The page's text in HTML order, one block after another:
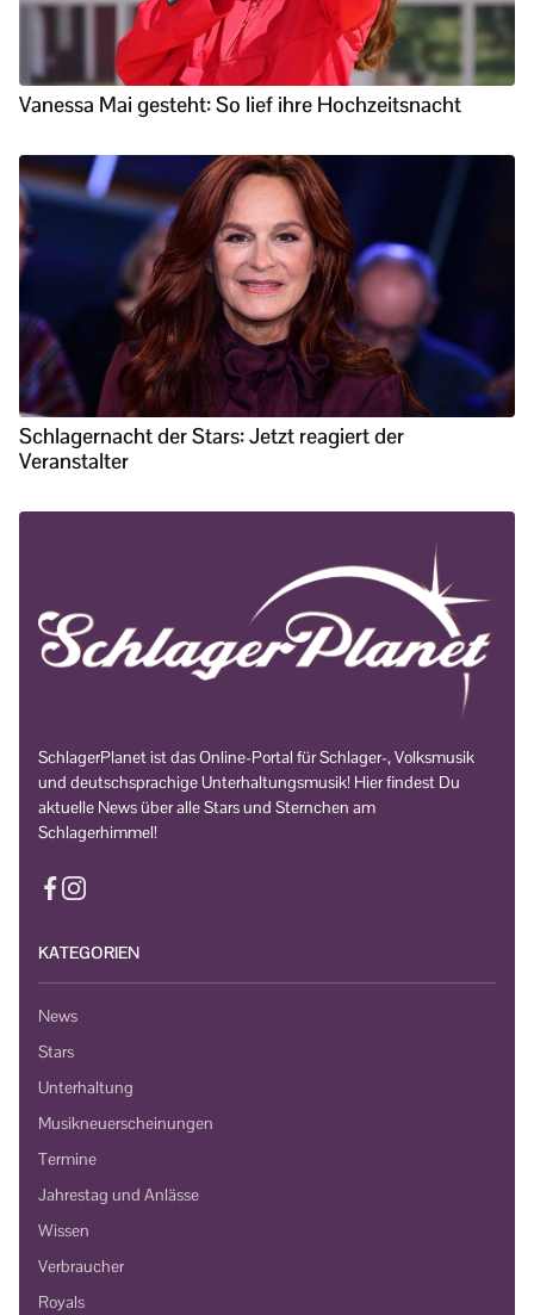
Vanessa Mai gesteht: So lief ihre Hochzeitsnacht
Schlagernacht der Stars: Jetzt reagiert der
Veranstalter
SchlagerPlanet ist das Online-Portal für Schlager-, Volksmusik
und deutschsprachige Unterhaltungsmusik! Hier findest Du
aktuelle News über alle Stars und Sternchen am
Schlagerhimmel!
KATEGORIEN
News
Stars
Unterhaltung
Musikneuerscheinungen
Termine
Jahrestag und Anlässe
Wissen
Verbraucher
Royals